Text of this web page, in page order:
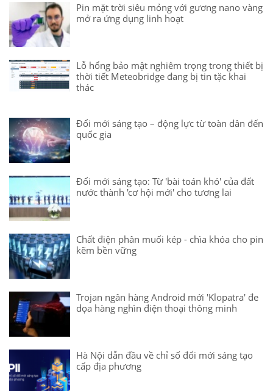
Pin mặt trời siêu mỏng với gương nano vàng
mở ra ứng dụng linh hoạt
Lỗ hổng bảo mật nghiêm trọng trong thiết bị
thời tiết Meteobridge đang bị tin tặc khai
thác
Đổi mới sáng tạo – động lực từ toàn dân đến
quốc gia
Đổi mới sáng tạo: Từ 'bài toán khó' của đất
nước thành 'cơ hội mới' cho tương lai
Chất điện phân muối kép - chìa khóa cho pin
kẽm bền vững
Trojan ngân hàng Android mới 'Klopatra' đe
dọa hàng nghìn điện thoại thông minh
Hà Nội dẫn đầu về chỉ số đổi mới sáng tạo
cấp địa phương